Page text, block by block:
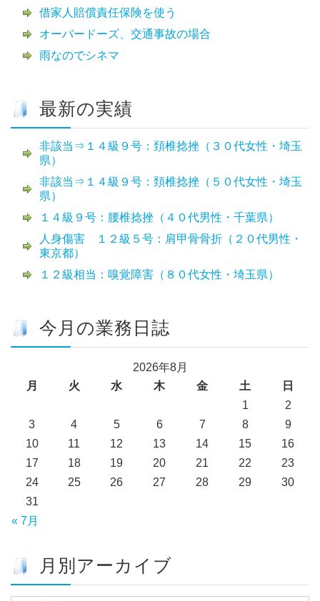
借家人賠償責任保険を使う
オーバードーズ、交通事故の場合
雨なのでシネマ
最新の実績
非該当⇒１４級９号：頚椎捻挫（３０代女性・埼玉
県）
非該当⇒１４級９号：頚椎捻挫（５０代女性・埼玉
県）
１４級９号：腰椎捻挫（４０代男性・千葉県）
人身傷害 １２級５号：肩甲骨骨折（２０代男性・
東京都）
１２級相当：嗅覚障害（８０代女性・埼玉県）
今月の業務日誌
2026年8月
月
火 水 木 金 土 日
« 7月
1
2
3
4 5 6 7 8
9
10
11 12 13 14 15
16
17
18 19 20 21 22
23
24
25 26 27 28 29
30
31
月別アーカイブ